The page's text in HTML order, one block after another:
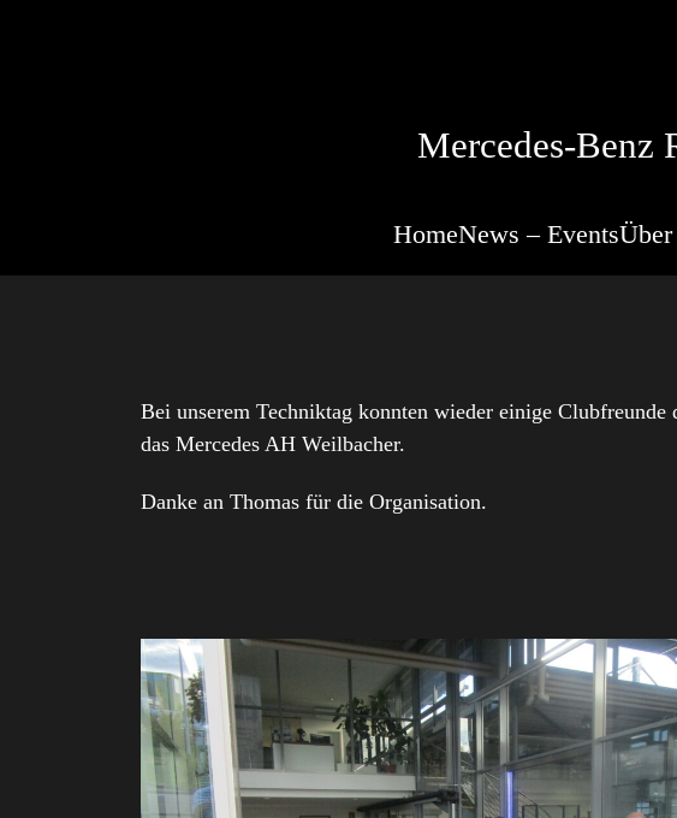
Mercedes-Benz
HomeNews – EventsÜber
Bei unserem Techniktag konnten wieder einige
das Mercedes AH Weilbacher.
Danke an Thomas für die Organisation.